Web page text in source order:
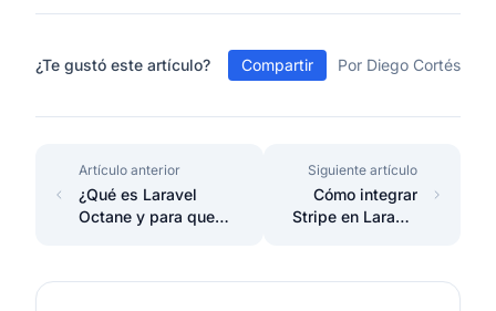
¿Te gustó este artículo? Compartir Por Diego Cortés
Artículo anterior
¿Qué es Laravel
Octane y para que
Siguiente artículo
Cómo integrar
Stripe en Laravel